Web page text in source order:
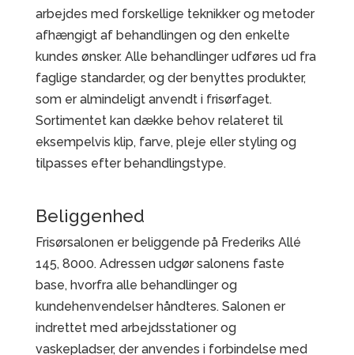
arbejdes med forskellige teknikker og metoder
afhængigt af behandlingen og den enkelte
kundes ønsker. Alle behandlinger udføres ud fra
faglige standarder, og der benyttes produkter,
som er almindeligt anvendt i frisørfaget.
Sortimentet kan dække behov relateret til
eksempelvis klip, farve, pleje eller styling og
tilpasses efter behandlingstype.
Beliggenhed
Frisørsalonen er beliggende på Frederiks Allé
145, 8000. Adressen udgør salonens faste
base, hvorfra alle behandlinger og
kundehenvendelser håndteres. Salonen er
indrettet med arbejdsstationer og
vaskepladser, der anvendes i forbindelse med